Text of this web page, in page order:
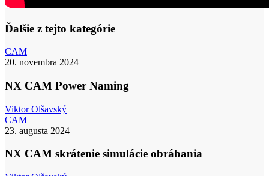
Ďalšie z tejto kategórie
CAMNX
CAM
Naming
20. novembra 2024
NX CAM Power Naming
Viktor Olšavský
CAMNX
CAM
simulácie
23. augusta 2024
NX CAM skrátenie simulácie obrábania